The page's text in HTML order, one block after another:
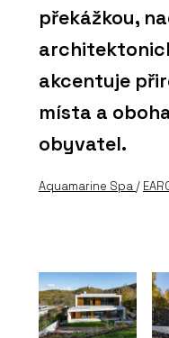
překážkou,
akcentuje
místa a
obyvatel.
Aquamarine Spa/